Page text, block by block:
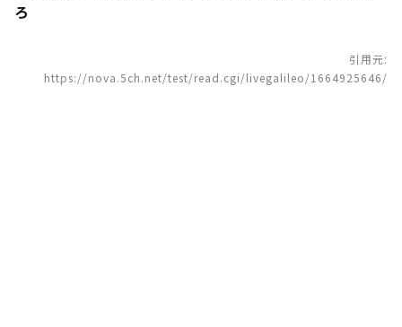
ろ
引用元:
https://nova.5ch.net/test/read.cgi/livegalileo/1664925646/